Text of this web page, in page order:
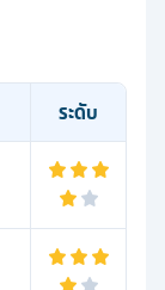
ระดับ